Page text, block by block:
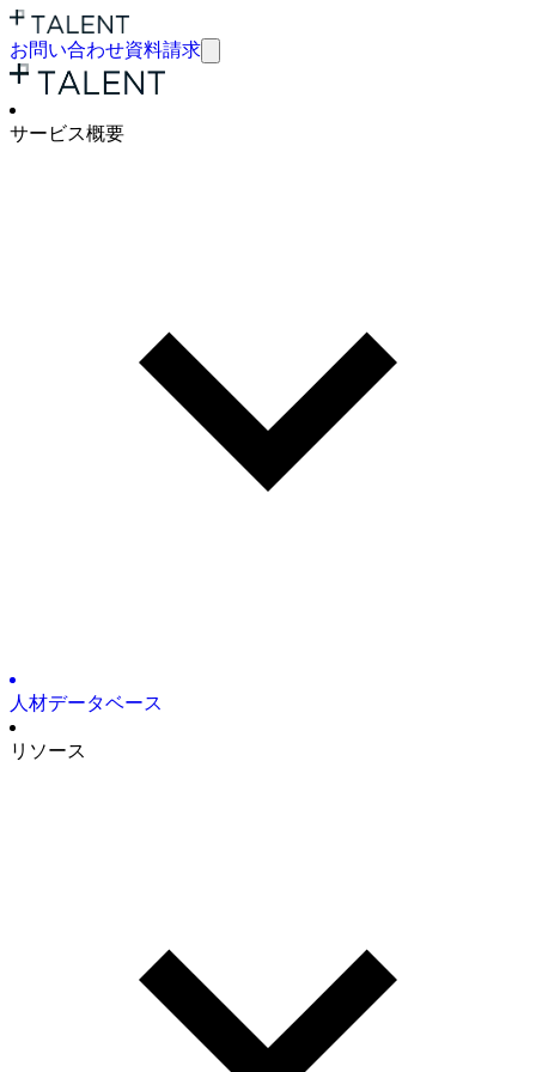
お問い合わせ資料請求
サービス概要
人材データベース
リソース